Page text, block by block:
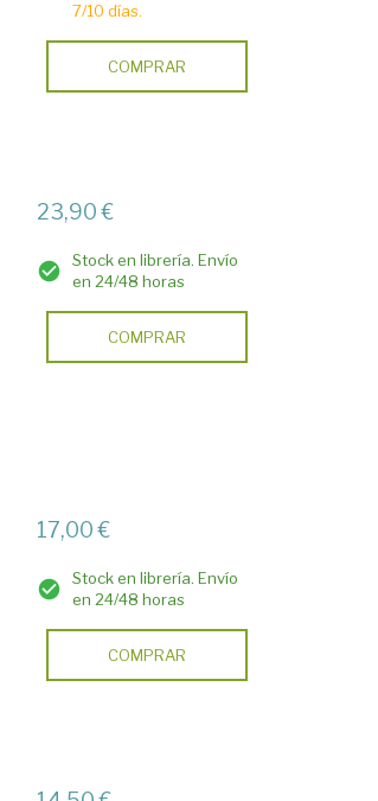
7/10 días.
COMPRAR
23,90 €
Stock en librería. Envío
en 24/48 horas
COMPRAR
17,00 €
Stock en librería. Envío
en 24/48 horas
COMPRAR